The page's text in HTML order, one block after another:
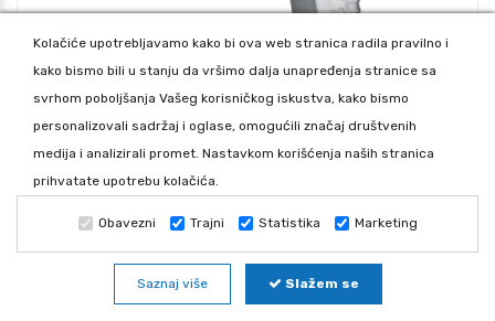
SAGOLA PIŠTOLJ CLASSIC PRO XD 2,5 (36) -10141629
23.535,36
Kolačiće upotrebljavamo kako bi ova web stranica radila pravilno i
kako bismo bili u stanju da vršimo dalja unapređenja stranice sa
svrhom poboljšanja Vašeg korisničkog iskustva, kako bismo
personalizovali sadržaj i oglase, omogućili značaj društvenih
medija i analizirali promet. Nastavkom korišćenja naših stranica
prihvatate upotrebu kolačića.
Obavezni Trajni Statistika Marketing
Saznaj više Slažem se